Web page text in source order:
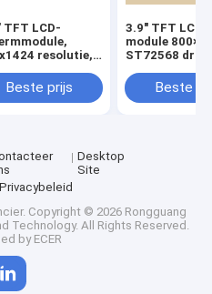
TFT LCD-
resolutie,
Hoog
1200:1,
Beste prijs
3.9" TFT LCD-
module
ST72568
aanpasbaar
Beste
Desktop
Site
Privacybeleid
Copyright © 2026 Rongguang
Technology. All Rights Reserved.
byECER